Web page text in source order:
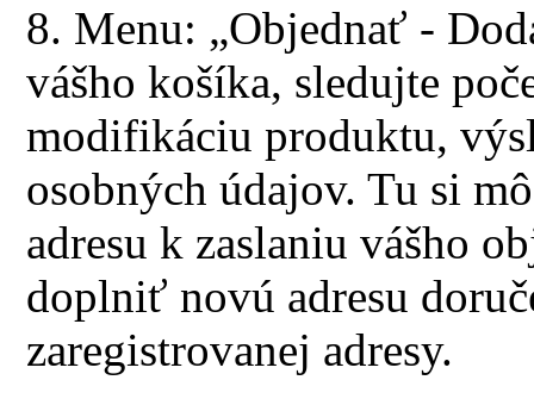
8. Menu: „Objednať -
vášho košíka, sledujte
modifikáciu produktu,
osobných údajov. Tu si
adresu k zaslaniu vášho
doplniť novú adresu
zaregistrovanej adresy.